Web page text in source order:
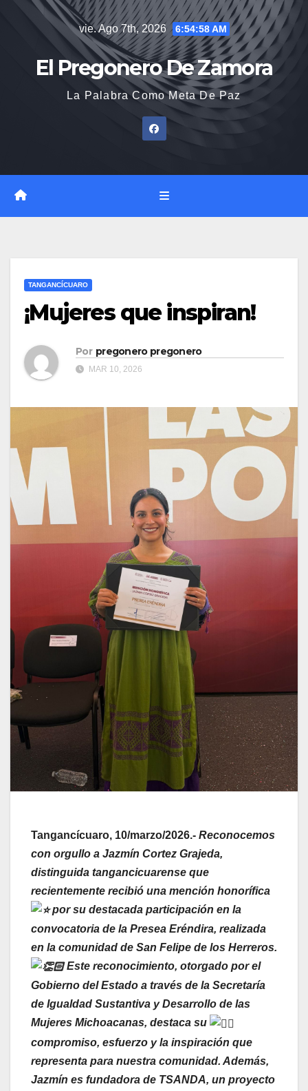
vie. Ago 7th, 2026 6:54:59 AM
El Pregonero De Zamora
La Palabra Como Meta De Paz
TANGANCÍCUARO
¡Mujeres que inspiran!
Por pregonero pregonero
MAR 10, 2026
Tangancícuaro, 10/marzo/2026.- Reconocemos
con orgullo a Jazmín Cortez Grajeda,
distinguida tangancicuarense que
recientemente recibió una mención honorífica
por su destacada participación en la
convocatoria de la Presea Eréndira, realizada
en la comunidad de San Felipe de los Herreros.
Este reconocimiento, otorgado por el
Gobierno del Estado a través de la Secretaría
de Igualdad Sustantiva y Desarrollo de las
Mujeres Michoacanas, destaca su
compromiso, esfuerzo y la inspiración que
representa para nuestra comunidad. Además,
Jazmín es fundadora de TSANDA, un proyecto